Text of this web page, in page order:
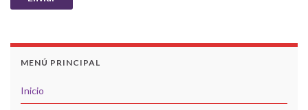
MENÚ PRINCIPAL
Inicio